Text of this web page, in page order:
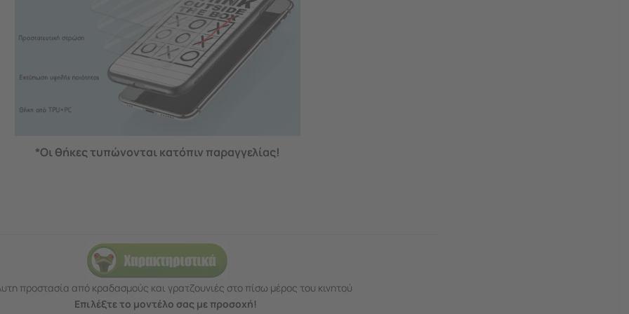
*Οι θήκες τυπώνονται κατόπιν παραγγελίας!
προστασία από κραδασμούς και γρατζουνιές στο πίσω μέρος του κινητού
Επιλέξτε το μοντέλο σας με προσοχή!